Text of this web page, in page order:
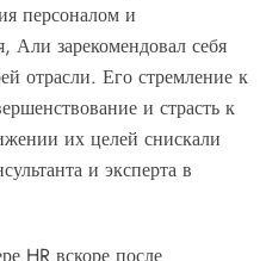
персоналом и
Али зарекомендовал себя
отрасли. Его стремление к
и страсть к
их целей снискали
и эксперта в